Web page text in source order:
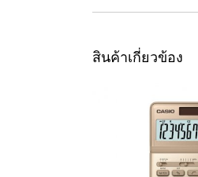
สินค้าเกี่ยวข้อง